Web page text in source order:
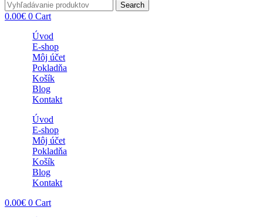
Search
0.00€ 0 Cart
Úvod
E-shop
Môj účet
Pokladňa
Košík
Blog
Kontakt
Úvod
E-shop
Môj účet
Pokladňa
Košík
Blog
Kontakt
0.00€ 0 Cart